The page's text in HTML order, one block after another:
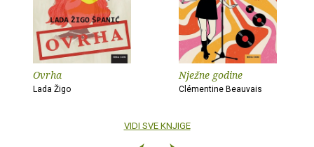
Ovrha
Lada Žigo
Nježne godine
Clémentine Beauvais
VIDI SVE KNJIGE